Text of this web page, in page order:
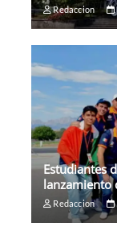
Redaccion
Estudiantes
lanzamiento
Redaccion